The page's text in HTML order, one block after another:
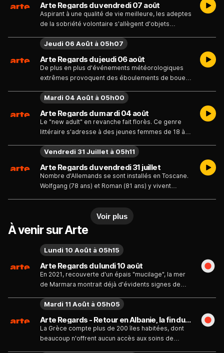
Arte Regards du vendredi 07 août
Aspirant à une qualité de vie meilleure, les adeptes
de la sobriété volontaire s'allègent d'objets
des personnes toxiques.
Arte Regards du jeudi 06 août
De plus en plus d'événements météorologiques
extrêmes provoquent des éboulements de boue
solutions de prévention ?
Jeudi 06 Août à 05h07
Arte Regards du mardi 04 août
Le "new adult" en revanche fait florès. Ce genre
littéraire s'adresse à des jeunes femmes de 18 à
chamarrées.
Mardi 04 Août à 05h00
Arte Regards du vendredi 31 juillet
Nombre d'Allemands se sont installés en Toscane.
Wolfgang (78 ans) et Roman (81 ans) y vivent
perché, où ils se sont parfaitement intégrés.
Comment gérer le grand âge quand on a fait le
choix de l'expatriation et que le quotidien se
transforme en parcours semé d'embûches ?
Quand les enfants sont loin et que le médecin le
plus proche n'est accessible qu'en voiture ?
Vendredi 31 Juillet à 05h11
Voir plus
À venir sur Arte
Arte Regards du lundi 10 août
En 2021, recouverte d'un épais "mucilage", la mer
de Marmara montrait déjà d'évidents signes de
couche d'algues en décomposition.
Lundi 10 Août à 05h15
Arte Regards - Retour en Albanie, la fin du rêve allemand - Émission du mardi 11 août
La Grèce compte plus de 200 îles habitées, dont
beaucoup n'offrent aucun accès aux soins de
Mardi 11 Août à 05h05